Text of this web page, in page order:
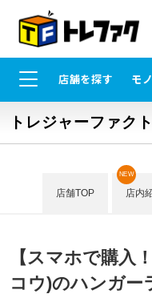
店舗を探す モ
トレジャーファク
店舗TOP 店内
NEW
【スマホで購入
コウ)のハンガー